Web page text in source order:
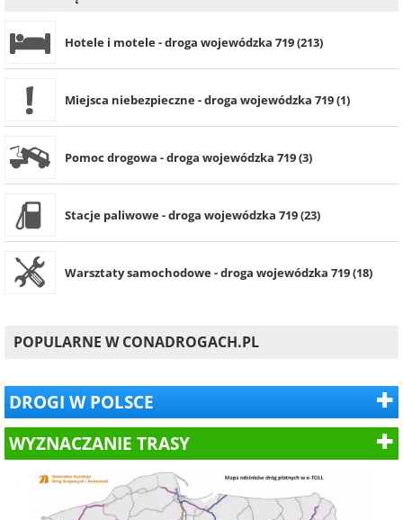
Hotele i motele - droga wojewódzka 719 (213)
Miejsca niebezpieczne - droga wojewódzka 719 (1)
Pomoc drogowa - droga wojewódzka 719 (3)
Stacje paliwowe - droga wojewódzka 719 (23)
Warsztaty samochodowe - droga wojewódzka 719 (18)
POPULARNE W CONADROGACH.PL
DROGI W POLSCE
WYZNACZANIE TRASY